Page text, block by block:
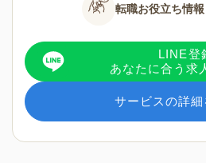
転職お役立ち情報
LINE登
あなたに合う求
サービスの詳細